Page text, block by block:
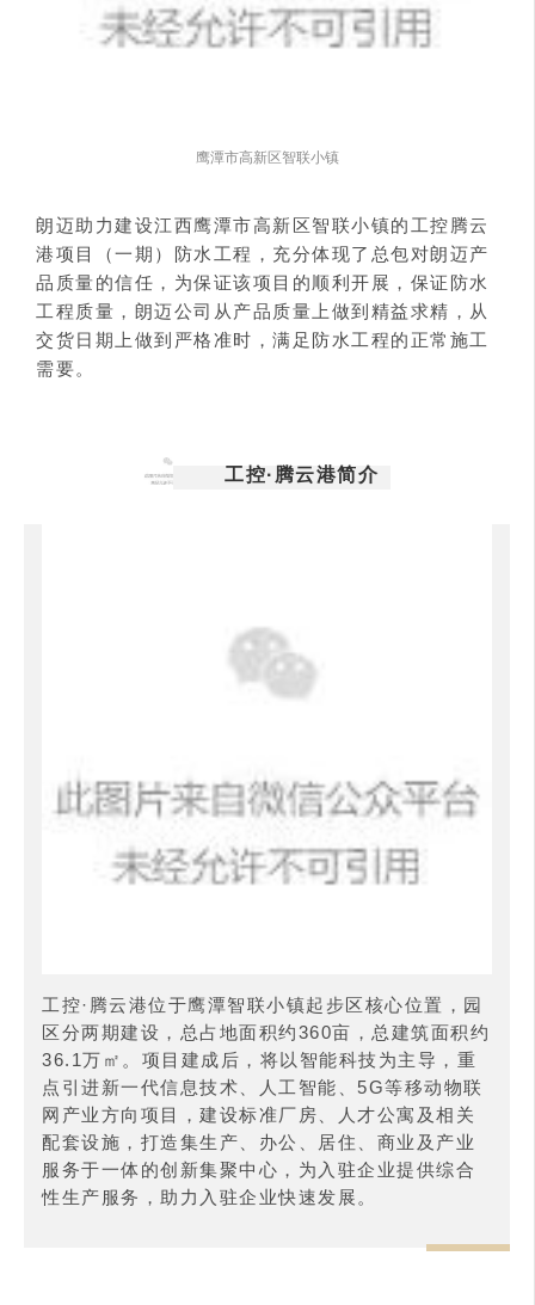
鹰潭市高新区智联小镇
朗迈助力建设江西鹰潭市高新区智联小镇的工控腾云
港项目（一期）防水工程，充分体现了总包对朗迈产
品质量的信任，为保证该项目的顺利开展，保证防水
工程质量，朗迈公司从产品质量上做到精益求精，从
交货日期上做到严格准时，满足防水工程的正常施工
需要。
工控·腾云港简介
工控·腾云港位于鹰潭智联小镇起步区核心位置，园
区分两期建设，总占地面积约360亩，总建筑面积约
36.1万㎡。项目建成后，将以智能科技为主导，重
点引进新一代信息技术、人工智能、5G等移动物联
网产业方向项目，建设标准厂房、人才公寓及相关
配套设施，打造集生产、办公、居住、商业及产业
服务于一体的创新集聚中心，为入驻企业提供综合
性生产服务，助力入驻企业快速发展。